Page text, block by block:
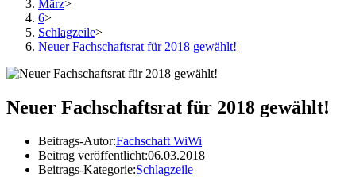
März>
6>
Schlagzeile>
Neuer Fachschaftsrat für 2018 gewählt!
Neuer Fachschaftsrat für 2018 gewählt!
Beitrags-Autor:Fachschaft WiWi
Beitrag veröffentlicht:06.03.2018
Beitrags-Kategorie:Schlagzeile